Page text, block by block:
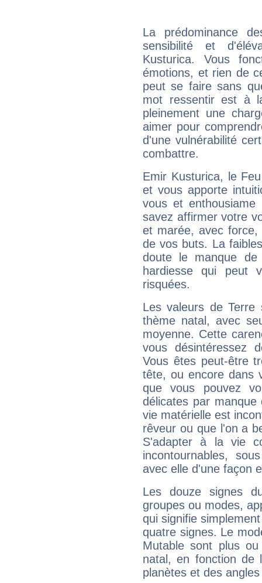
La prédominance
sensibilité et
Kusturica. Vous
émotions, et rien de
peut se faire sans
mot ressentir est à
pleinement une
aimer pour
d'une vulnérabilité
combattre.
Emir Kusturica, le
et vous apporte
vous et
savez affirmer votre
et marée, avec
de vos buts. La
doute le manque
hardiesse qui peut
risquées.
Les valeurs de Terre
thème natal, avec
moyenne. Cette
vous désintéressez
Vous êtes peut-être
tête, ou encore dans
que vous pouvez
délicates par
vie matérielle est
rêveur ou que l'on a
S'adapter à la vie
incontournables,
avec elle d'une façon
Les douze signes
groupes ou modes,
qui signifie
quatre signes. Le
Mutable sont plus
natal, en fonction de
planètes et des